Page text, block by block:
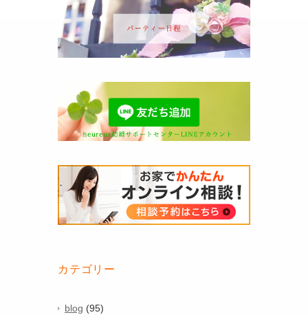
カテゴリー
blog (95)